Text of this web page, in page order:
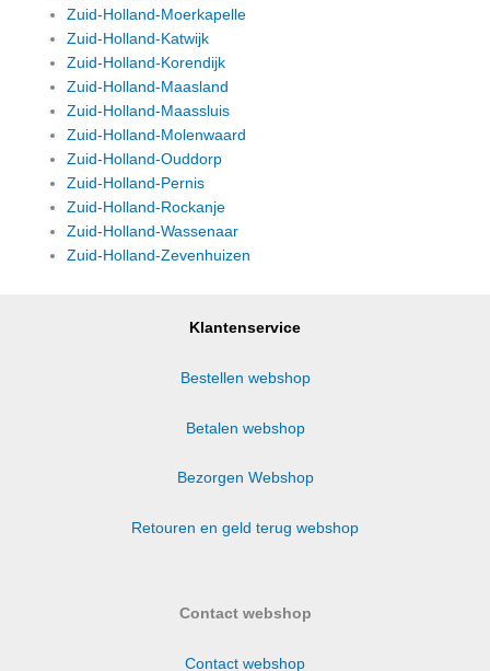
Zuid-Holland-Moerkapelle
Zuid-Holland-Katwijk
Zuid-Holland-Korendijk
Zuid-Holland-Maasland
Zuid-Holland-Maassluis
Zuid-Holland-Molenwaard
Zuid-Holland-Ouddorp
Zuid-Holland-Pernis
Zuid-Holland-Rockanje
Zuid-Holland-Wassenaar
Zuid-Holland-Zevenhuizen
Klantenservice
Bestellen webshop
Betalen webshop
Bezorgen Webshop
Retouren en geld terug webshop
Contact webshop
Contact webshop